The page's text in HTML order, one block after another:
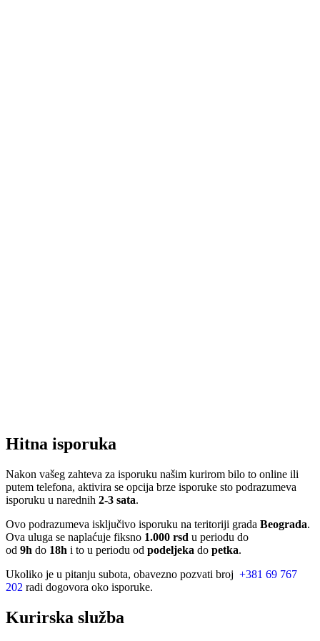
Hitna isporuka
Nakon vašeg zahteva za isporuku našim kurirom bilo to online ili
putem telefona, aktivira se opcija brze isporuke sto podrazumeva
isporuku u narednih 2-3 sata.
Ovo podrazumeva isključivo isporuku na teritoriji grada Beograda.
Ova uluga se naplaćuje fiksno 1.000 rsd u periodu do
od 9h do 18h i to u periodu od podeljeka do petka.
Ukoliko je u pitanju subota, obavezno pozvati broj +381 69 767
202 radi dogovora oko isporuke.
Kurirska služba